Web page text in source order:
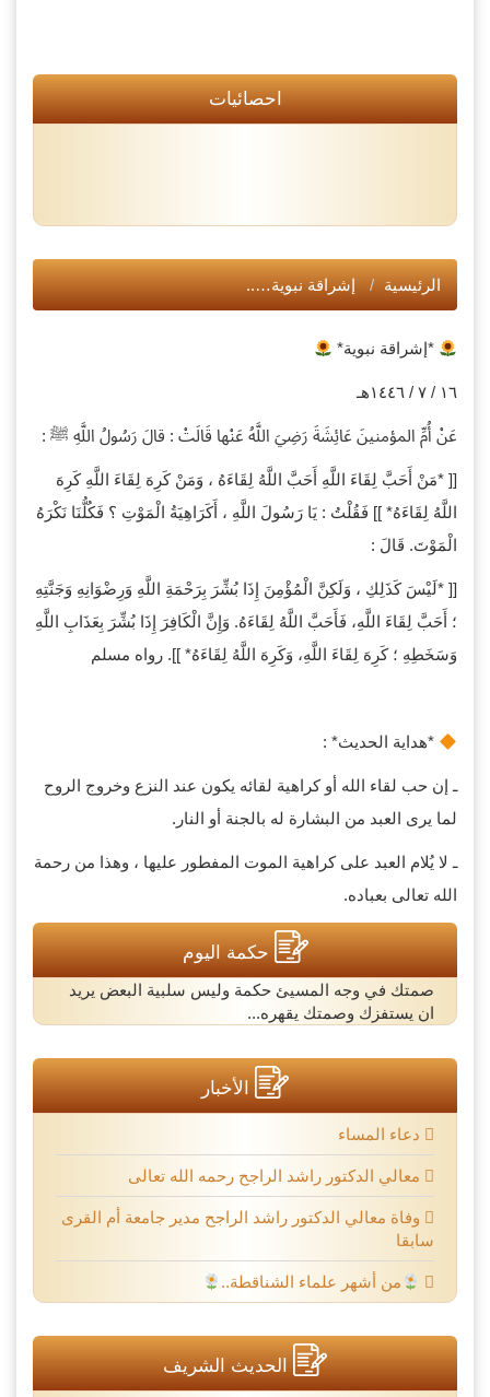
احصائيات
الرئيسية إشراقة نبوية…..
*إشراقة نبوية*
١٦ / ٧ / ١٤٤٦هـ
عَنْ أُمِّ المؤمنينَ عَائِشَةَ رَضِيَ اللَّهُ عَنْها قَالَتْ : قالَ رَسُولُ اللَّهِ ﷺ :
[[ *مَنْ أَحَبَّ لِقَاءَ اللَّهِ أَحَبَّ اللَّهُ لِقَاءَهُ ، وَمَنْ كَرِهَ لِقَاءَ اللَّهِ كَرِهَ
اللَّهُ لِقَاءَهُ* ]] فَقُلْتُ : يَا رَسُولَ اللَّهِ ، أَكَرَاهِيَةُ الْمَوْتِ ؟ فَكُلُّنَا نَكْرَهُ
الْمَوْتَ. قَالَ :
[[ *لَيْسَ كَذَلِكِ ، وَلَكِنَّ الْمُؤْمِنَ إِذَا بُشِّرَ بِرَحْمَةِ اللَّهِ وَرِضْوَانِهِ وَجَنَّتِهِ
؛ أَحَبَّ لِقَاءَ اللَّهِ، فَأَحَبَّ اللَّهُ لِقَاءَهُ. وَإِنَّ الْكَافِرَ إِذَا بُشِّرَ بِعَذَابِ اللَّهِ
وَسَخَطِهِ ؛ كَرِهَ لِقَاءَ اللَّهِ، وَكَرِهَ اللَّهُ لِقَاءَهُ* ]]. رواه مسلم
*هداية الحديث* :
ـ إن حب لقاء الله أو كراهية لقائه يكون عند النزع وخروج الروح
لما يرى العبد من البشارة له بالجنة أو النار.
ـ لا يُلام العبد على كراهية الموت المفطور عليها ، وهذا من رحمة
الله تعالى بعباده.
حكمة اليوم
صمتك في وجه المسيئ حكمة وليس سلبية البعض يريد
ان يستفزك وصمتك يقهره...
الأخبار
دعاء المساء
معالي الدكتور راشد الراجح رحمه الله تعالى
وفاة معالي الدكتور راشد الراجح مدير جامعة أم القرى
سابقا
من أشهر علماء الشناقطة..
الحديث الشريف